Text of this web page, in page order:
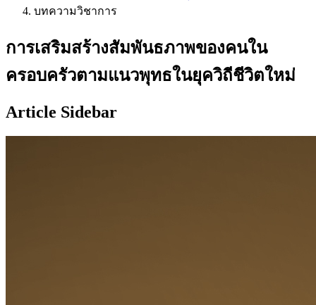
บทความวิชาการ
การเสริมสร้างสัมพันธภาพของคนใน
ครอบครัวตามแนวพุทธในยุควิถีชีวิตใหม่
Article Sidebar